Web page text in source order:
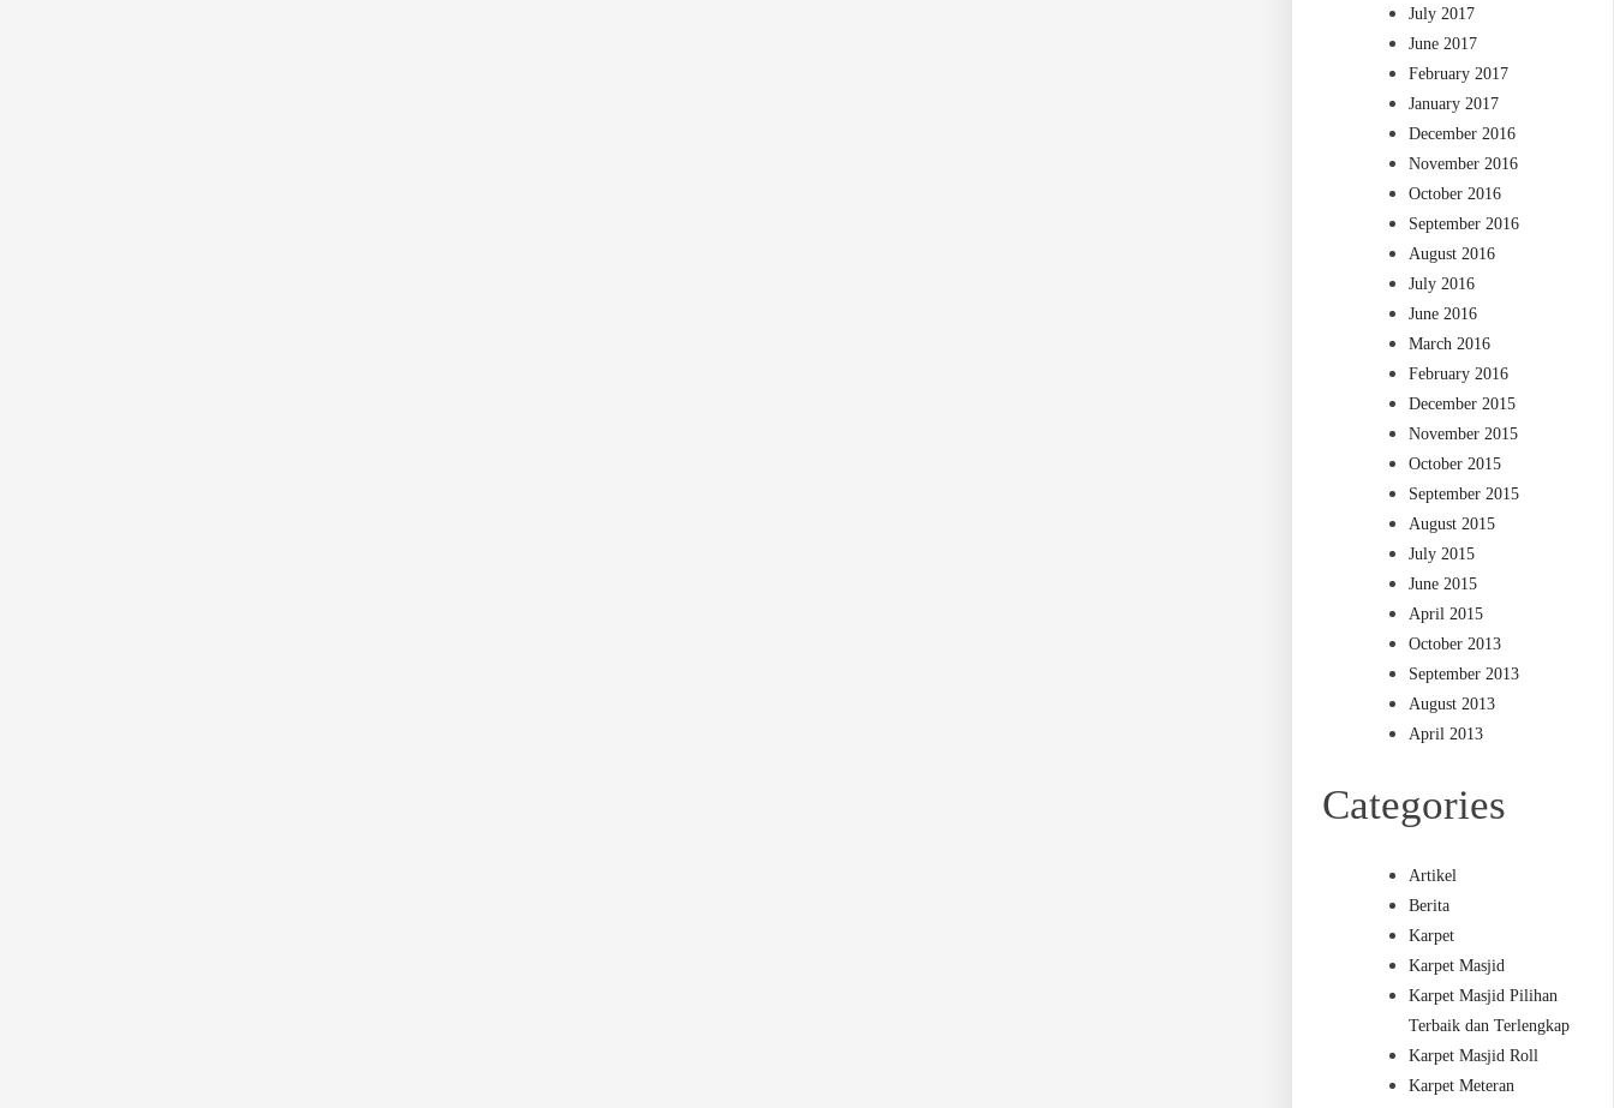
July 2017
June 2017
February 2017
January 2017
December 2016
November 2016
October 2016
September 2016
August 2016
July 2016
June 2016
March 2016
February 2016
December 2015
November 2015
October 2015
September 2015
August 2015
July 2015
June 2015
April 2015
October 2013
September 2013
August 2013
April 2013
Categories
Artikel
Berita
Karpet
Karpet Masjid
Karpet Masjid Pilihan
Terbaik dan Terlengkap
Karpet Masjid Roll
Karpet Meteran